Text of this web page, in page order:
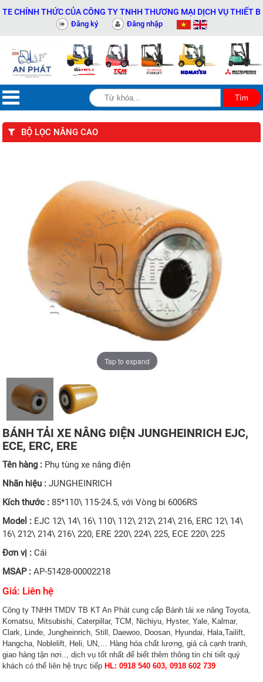
THỨC CỦA CÔNG TY TNHH THƯƠNG MẠI DỊCH VỤ THIẾT BỊ KỸ
Đăng ký Đăng nhập
BỘ LỌC NÂNG CAO
Tap to expand
BÁNH TẢI XE NÂNG ĐIỆN JUNGHEINRICH EJC,
ECE, ERC, ERE
Tên hàng : Phụ tùng xe nâng điện
Nhãn hiệu :JUNGHEINRICH
Kích thước : 85*110\ 115-24.5, với Vòng bi 6006RS
Model : EJC 12\ 14\ 16\ 110\ 112\ 212\ 214\ 216, ERC 12\ 14\
16\ 212\ 214\ 216\ 220, ERE 220\ 224\ 225, ECE 220\ 225
Đơn vị :Cái
MSAP :AP-51428-00002218
Giá: Liên hệ
Công ty TNHH TMDV TB KT An Phát cung cấp Bánh tải xe nâng Toyota,
Komatsu, Mitsubishi, Caterpillar, TCM, Nichiyu, Hyster, Yale, Kalmar,
Clark, Linde, Jungheinrich, Still, Daewoo, Doosan, Hyundai, Hala,Tailift,
Hangcha, Noblelift, Heli, UN,… Hàng hóa chất lương, giá cả cạnh tranh,
giao hàng tận nơi.., dịch vụ tốt nhất để biết thêm thông tin chi tiết quý
khách có thể liên hệ trực tiếpHL: 0918 540 603, 0918 602 739